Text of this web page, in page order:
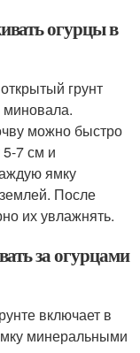
огурцы в
грунт
миновала.
можно быстро
5-7 см и
ямку
После
их увлажнять.
за огурцами
включает в
минеральными